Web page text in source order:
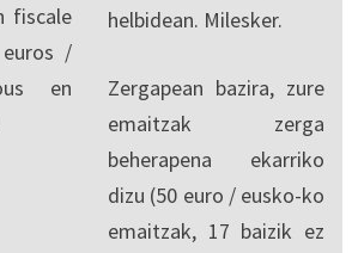
fiscale
/
en
helbidean. Milesker.
Zergapean bazira, zure
emaitzak zerga
beherapena ekarriko
dizu (50 euro / eusko-ko
emaitzak, 17 baizik ez